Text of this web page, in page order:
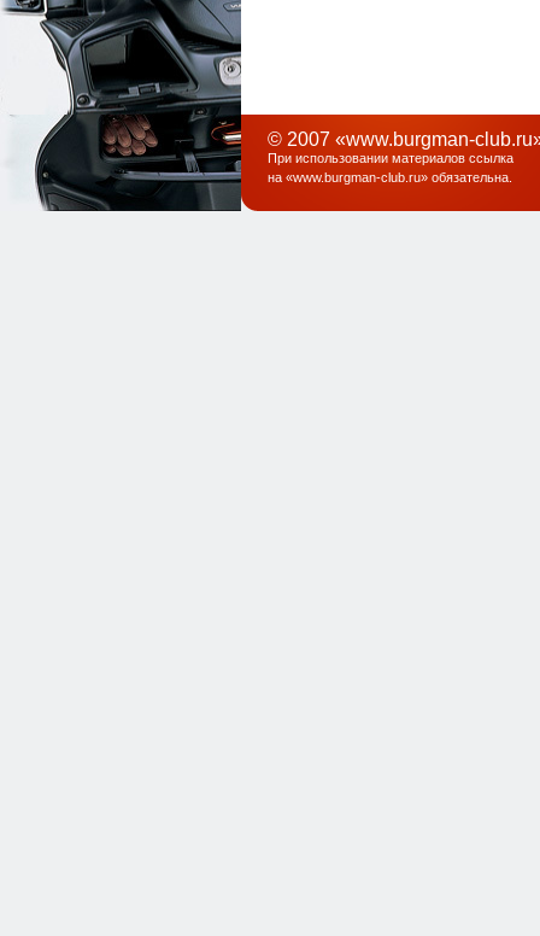
© 2007 «www.burgman-
При использовании материалов ссылка
на «www.burgman-club.ru» обязательна